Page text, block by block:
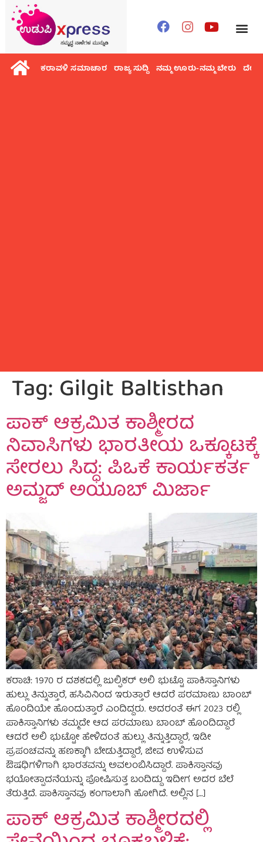
ಕರಾವಳಿ ಸಮಾಚಾರ ರಾಜ್ಯ ಸುದ್ದಿ ನಮ್ಮ ಊರು-ನಮ್ಮ ಬೇರು ದೇಶ
Tag: Gilgit Baltisthan
ಪಾಕ್ ಆಕ್ರಮಿತ ಕಾಶ್ಮೀರದ
ನಿವಾಸಿಗಳು ಭಾರತೀಯ ಒಕ್ಕೂಟಕ್ಕೆ
ಸೇರಲು ಸಿದ್ಧ: ಪಿಒಕೆ ಕಾರ್ಯಕರ್ತ
ಅಮ್ಜದ್ ಅಯೂಬ್ ಮಿರ್ಜಾ
ಕರಾಚಿ: 1970 ರ ದಶಕದಲ್ಲಿ ಜುಲ್ಫಿಕರ್ ಅಲಿ ಭುಟ್ಟೊ ಪಾಕಿಸ್ತಾನಿಗಳು
ಹುಲ್ಲು ತಿನ್ನುತ್ತಾರೆ, ಹಸಿವಿನಿಂದ ಇರುತ್ತಾರೆ ಆದರೆ ಪರಮಾಣು ಬಾಂಬ್
ಹೊಂದಿಯೇ ಹೊಂದುತ್ತಾರೆ ಎಂದಿದ್ದರು. ಅದರಂತೆ ಈಗ 2023 ರಲ್ಲಿ
ಪಾಕಿಸ್ತಾನಿಗಳು ತಮ್ಮದೇ ಆದ ಪರಮಾಣು ಬಾಂಬ್ ಹೊಂದಿದ್ದಾರೆ
ಆದರೆ ಅಲಿ ಭುಟ್ಟೋ ಹೇಳಿದಂತೆ ಹುಲ್ಲು ತಿನ್ನುತ್ತಿದ್ದಾರೆ, ಇಡೀ
ಪ್ರಪಂಚವನ್ನು ಹಣಕ್ಕಾಗಿ ಬೇಡುತ್ತಿದ್ದಾರೆ, ಜೀವ ಉಳಿಸುವ
ಔಷಧಿಗಳಿಗಾಗಿ ಭಾರತವನ್ನು ಅವಲಂಬಿಸಿದ್ದಾರೆ. ಪಾಕಿಸ್ತಾನವು
ಭಯೋತ್ಪಾದನೆಯನ್ನು ಪೋಷಿಸುತ್ತ ಬಂದಿದ್ದು ಇದೀಗ ಅದರ ಬೆಲೆ
ತೆರುತ್ತಿದೆ. ಪಾಕಿಸ್ತಾನವು ಕಂಗಾಲಾಗಿ ಹೋಗಿದೆ. ಅಲ್ಲಿನ […]
ಪಾಕ್ ಆಕ್ರಮಿತ ಕಾಶ್ಮೀರದಲ್ಲಿ